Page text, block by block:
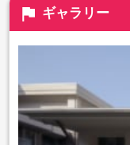
flag ギャラリー